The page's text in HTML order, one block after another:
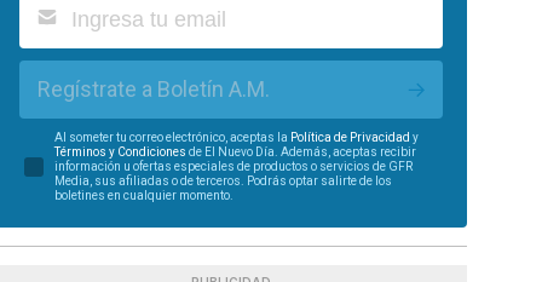
Regístrate a Boletín A.M.
Al someter tu correo electrónico, aceptas la Política de Privacidad y
Términos y Condiciones de El Nuevo Día. Además, aceptas recibir
información u ofertas especiales de productos o servicios de GFR
Media, sus afiliadas o de terceros. Podrás optar salirte de los
boletines en cualquier momento.